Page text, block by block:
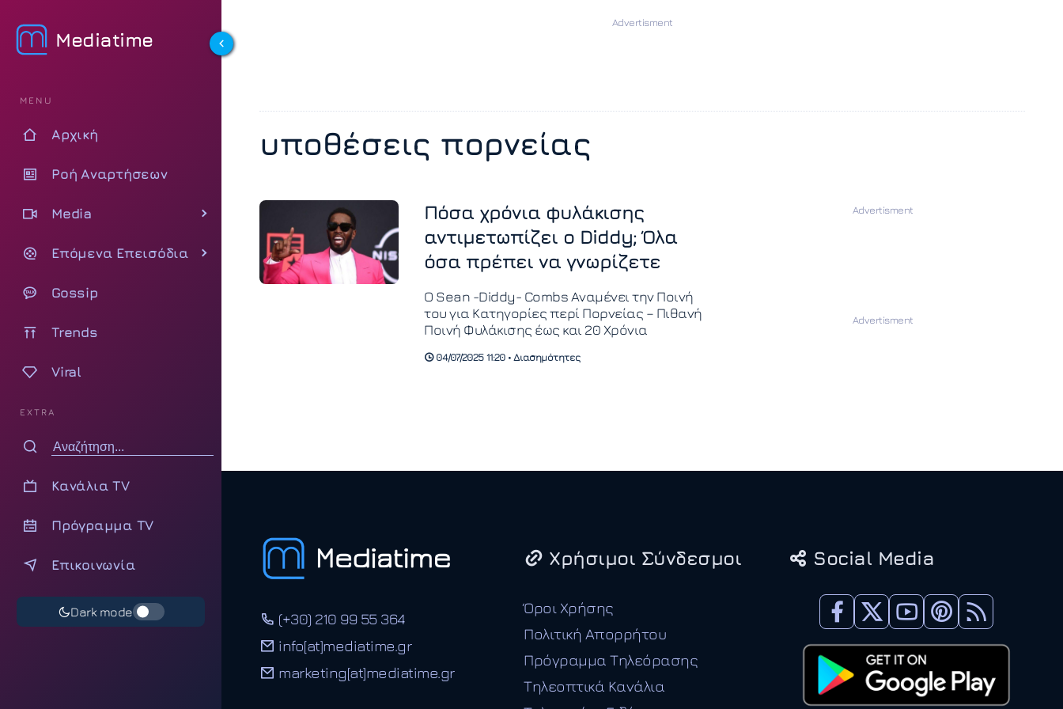
Mediatime
MENU
Αρχική
Ροή Αναρτήσεων
Media
Επόμενα Επεισόδια
Gossip
Trends
Viral
EXTRA
Κανάλια TV
Πρόγραμμα TV
Επικοινωνία
Dark mode
υποθέσεις πορνείας
Πόσα χρόνια φυλάκισης
αντιμετωπίζει ο Diddy; Όλα
όσα πρέπει να γνωρίζετε
Ο Sean -Diddy- Combs Αναμένει την Ποινή
του για Κατηγορίες περί Πορνείας – Πιθανή
Ποινή Φυλάκισης έως και 20 Χρόνια
04/07/2025 11:20 • Διασημότητες
(+30) 210 99 55 364
info[at]mediatime.gr
marketing[at]mediatime.gr
Χρήσιμοι Σύνδεσμοι
Όροι Χρήσης
Πολιτική Απορρήτου
Πρόγραμμα Τηλεόρασης
Τηλεοπτικά Κανάλια
Social Media